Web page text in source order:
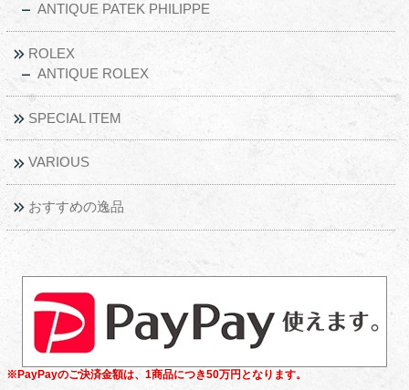
ANTIQUE PATEK PHILIPPE
ROLEX
ANTIQUE ROLEX
SPECIAL ITEM
VARIOUS
おすすめの逸品
※PayPayのご決済金額は、1商品につき50万円となります。